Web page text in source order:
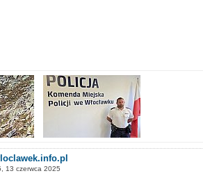
13 czerwca 2025